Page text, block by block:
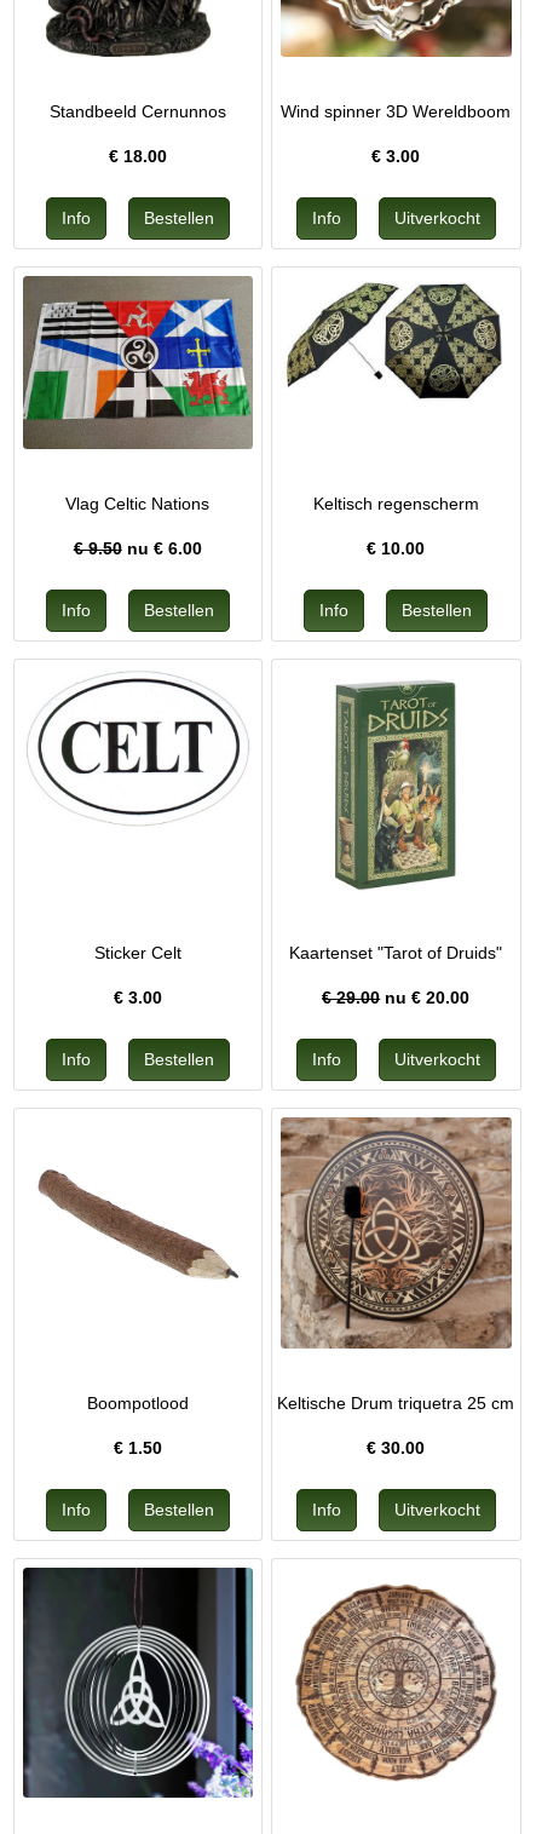
Standbeeld Cernunnos
€ 18.00
Wind spinner 3D Wereldboom
€3.00
Vlag Celtic Nations
€ 9.50nu € 6.00
Keltisch regenscherm
€ 10.00
Sticker Celt
€ 3.00
Kaartenset "Tarot of Druids"
€ 29.00nu €20.00
Boompotlood
€ 1.50
Keltische Drum triquetra 25 cm
€30.00